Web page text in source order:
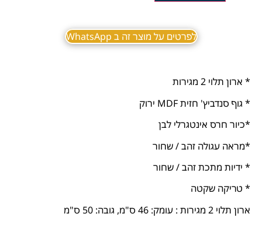
לפרטים על מוצר זה ב WhatsApp
* ארון תלוי 2 מגירות
* גוף סנדביץ' חזית MDF ירוק
*כיור חרס אינטגרלי לבן
*מראה עגולה זהב / שחור
* ידיות מתכת זהב / שחור
* טריקה שקטה
ארון תלוי 2 מגירות : עומק: 46 ס"מ, גובה: 50 ס"מ